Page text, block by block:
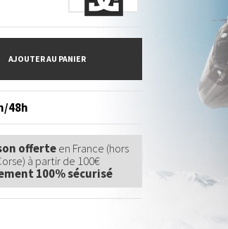
AJOUTER AU PANIER
48h
offerteen France (hors
à partir de 100€
100% sécurisé